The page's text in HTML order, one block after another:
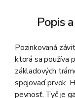
Popis
Pozinkovaná
ktorá sa používa
základových
spojovací prvok.
pevnosť. Tyč je